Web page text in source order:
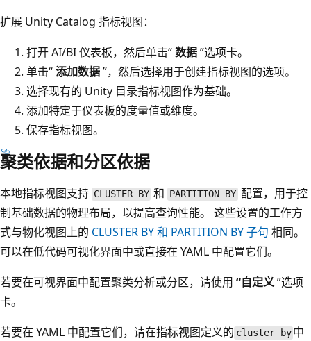
扩展 Unity Catalog 指标视图：
打开 AI/BI 仪表板，然后单击“数据”选项卡。
单击“添加数据”，然后选择用于创建指标视图的选项。
选择现有的 Unity 目录指标视图作为基础。
添加特定于仪表板的度量值或维度。
保存指标视图。
聚类依据和分区依据
本地指标视图支持 CLUSTER BY 和 PARTITION BY 配置，用于控
制基础数据的物理布局，以提高查询性能。 这些设置的工作方
式与物化视图上的 CLUSTER BY和 PARTITION BY子句 相同。
可以在低代码可视化界面中或直接在 YAML 中配置它们。
若要在可视界面中配置聚类分析或分区，请使用 “自定义”选项
卡。
若要在 YAML 中配置它们，请在指标视图定义的 cluster_by 中